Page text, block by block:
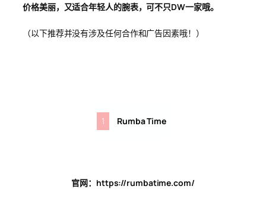
价格美丽，又适合年轻人的腕表，可不只DW一家哦。
（以下推荐并没有涉及任何合作和广告因素哦！）
1 Rumba Time
官网：https://rumbatime.com/